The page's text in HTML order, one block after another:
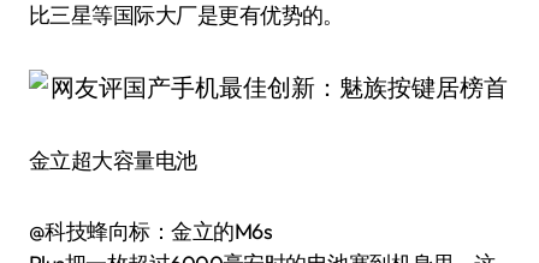
比三星等国际大厂是更有优势的。
金立超大容量电池
@科技蜂向标：金立的M6s